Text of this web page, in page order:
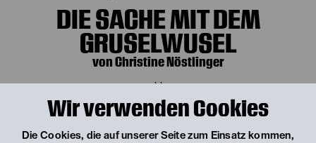
Wir verwenden Cookies
Die Cookies, die auf unserer Seite zum Einsatz kommen,
DIE SACHE MIT DEM
GRUSELWUSEL
von Christine Nöstlinger
Fr, 16. Oktober 2026